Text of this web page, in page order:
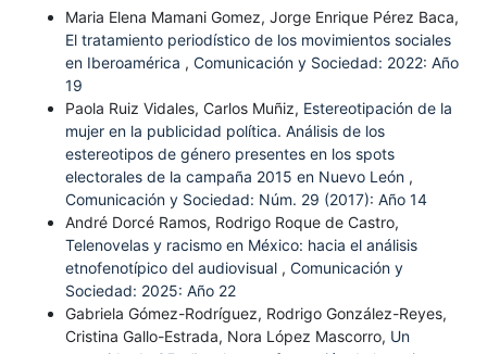
Maria Elena Mamani Gomez, Jorge Enrique Pérez Baca,
El tratamiento periodístico de los movimientos sociales
en Iberoamérica , Comunicación y Sociedad: 2022: Año
19
Paola Ruiz Vidales, Carlos Muñiz, Estereotipación de la
mujer en la publicidad política. Análisis de los
estereotipos de género presentes en los spots
electorales de la campaña 2015 en Nuevo León ,
Comunicación y Sociedad: Núm. 29 (2017): Año 14
André Dorcé Ramos, Rodrigo Roque de Castro,
Telenovelas y racismo en México: hacia el análisis
etnofenotípico del audiovisual , Comunicación y
Sociedad: 2025: Año 22
Gabriela Gómez-Rodríguez, Rodrigo González-Reyes,
Cristina Gallo-Estrada, Nora López Mascorro, Un